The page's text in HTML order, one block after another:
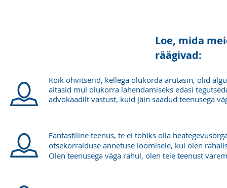
Loe, mida
räägivad:
Kõik ohvitserid, kellega olukorda arutasin, olid
aitasid mul olukorra lahendamiseks edasi
advokaadilt vastust, kuid jäin saadud teenusega
Fantastiline teenus, te ei tohiks olla
otsekorralduse annetuse loomisele, kui olen
Olen teenusega väga rahul, olen teie teenust